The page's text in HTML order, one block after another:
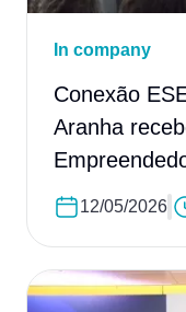
In company
Conexão
Aranha
12/05/2026